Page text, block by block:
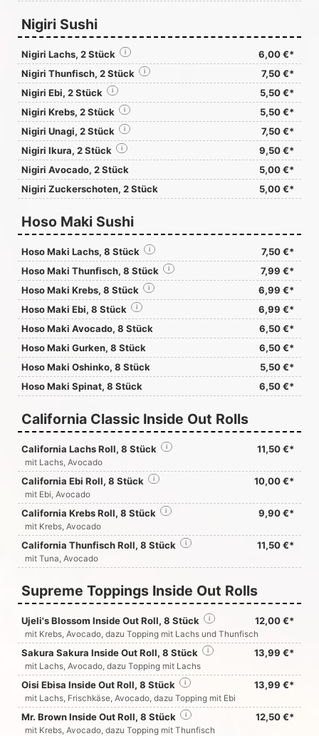
Nigiri Sushi
Nigiri Lachs, 2 Stück 6,00 €*
i
Nigiri Thunfisch, 2 Stück 7,50 €*
i
Nigiri Ebi, 2 Stück 5,50 €*
i
Nigiri Krebs, 2 Stück 5,50 €*
i
Nigiri Unagi, 2 Stück 7,50 €*
i
Nigiri Ikura, 2 Stück 9,50 €*
i
Nigiri Avocado, 2 Stück
5,00 €*
Nigiri Zuckerschoten, 2 Stück
5,00 €*
Hoso Maki Sushi
Hoso Maki Lachs, 8 Stück 7,50 €*
i
Hoso Maki Thunfisch, 8 Stück 7,99 €*
i
Hoso Maki Krebs, 8 Stück 6,99 €*
i
Hoso Maki Ebi, 8 Stück 6,99 €*
i
Hoso Maki Avocado, 8 Stück
6,50 €*
Hoso Maki Gurken, 8 Stück
6,50 €*
Hoso Maki Oshinko, 8 Stück
5,50 €*
Hoso Maki Spinat, 8 Stück
6,50 €*
California Classic Inside Out Rolls
California Lachs Roll, 8 Stück 11,50 €*
i
mit Lachs, Avocado
California Ebi Roll, 8 Stück 10,00 €*
i
mit Ebi, Avocado
California Krebs Roll, 8 Stück 9,90 €*
i
mit Krebs, Avocado
California Thunfisch Roll, 8 Stück 11,50 €*
i
mit Tuna, Avocado
Supreme Toppings Inside Out Rolls
Ujeli's Blossom Inside Out Roll, 8 Stück 12,00 €*
i
mit Krebs, Avocado, dazu Topping mit Lachs und Thunfisch
Sakura Sakura Inside Out Roll, 8 Stück 13,99 €*
i
mit Lachs, Avocado, dazu Topping mit Lachs
Oisi Ebisa Inside Out Roll, 8 Stück 13,99 €*
i
mit Lachs, Frischkäse, Avocado, dazu Topping mit Ebi
Mr. Brown Inside Out Roll, 8 Stück 12,50 €*
i
mit Krebs, Avocado, dazu Topping mit Thunfisch